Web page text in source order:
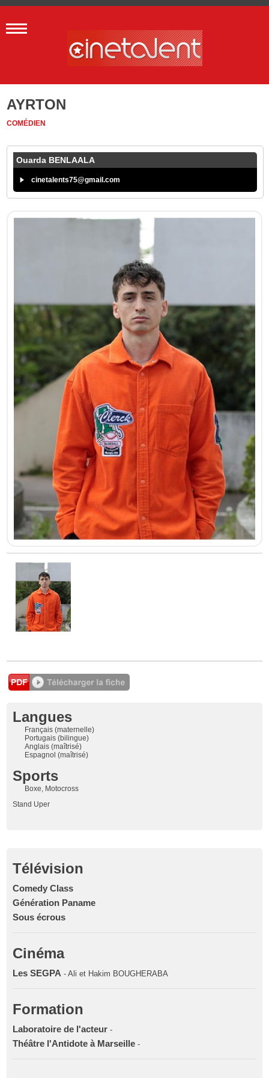
AYRTON
COMÉDIEN
Ouarda BENLAALA
cinetalents75@gmail.com
Langues
Français (maternelle)
Portugais (bilingue)
Anglais (maîtrisé)
Espagnol (maîtrisé)
Sports
Boxe, Motocross
Stand Uper
Télévision
Comedy Class
Génération Paname
Sous écrous
Cinéma
Les SEGPA - Ali et Hakim BOUGHERABA
Formation
Laboratoire de l'acteur -
Théâtre l'Antidote à Marseille -